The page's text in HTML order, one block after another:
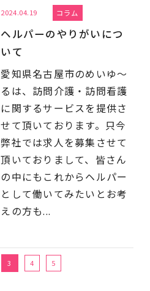
2024.04.19 コラム
ヘルパーのやりがいにつ
いて
愛知県名古屋市のめいゆ～
るは、訪問介護・訪問看護
に関するサービスを提供さ
せて頂いております。只今
弊社では求人を募集させて
頂いておりまして、皆さん
の中にもこれからヘルパー
として働いてみたいとお考
えの方も...
3 4 5